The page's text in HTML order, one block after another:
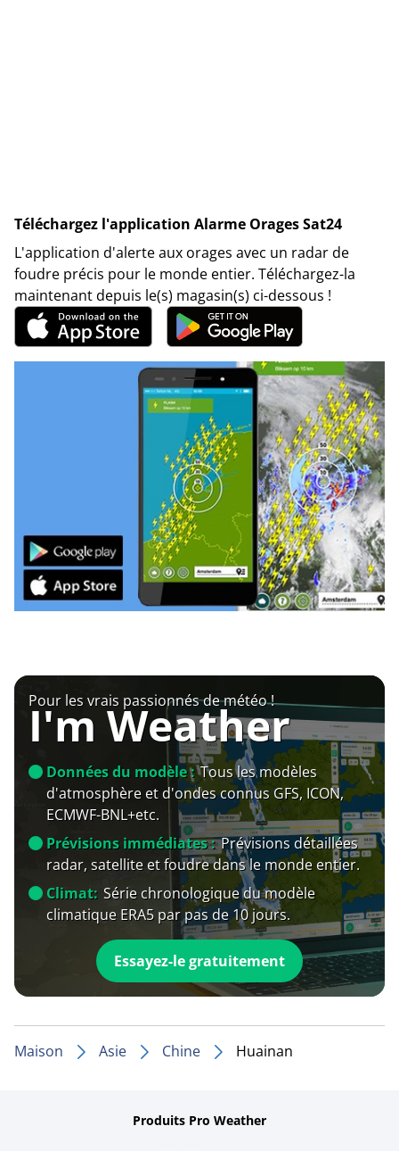
Téléchargez l'application Alarme Orages Sat24
L'application d'alerte aux orages avec un radar de
foudre précis pour le monde entier. Téléchargez-la
maintenant depuis le(s) magasin(s) ci-dessous !
Pour les vrais passionnés de météo !
I'm Weather
Données du modèle : Tous les modèles
d'atmosphère et d'ondes connus GFS, ICON,
ECMWF-BNL+etc.
Prévisions immédiates : Prévisions détaillées
radar, satellite et foudre dans le monde entier.
Climat: Série chronologique du modèle
climatique ERA5 par pas de 10 jours.
Essayez-le gratuitement
Maison Asie Chine Huainan
Produits Pro Weather